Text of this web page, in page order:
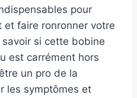
pour
et faire ronronner votre
si cette bobine
est carrément hors
un pro de la
les symptômes et